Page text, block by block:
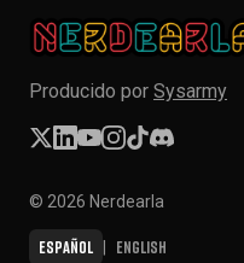
Producido por Sysarmy
© 2026 Nerdearla
Español English